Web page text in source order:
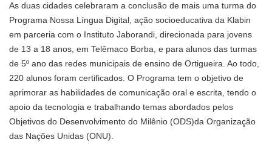
As duas cidades celebraram a conclusão de mais uma turma do
Programa Nossa Língua Digital, ação socioeducativa da Klabin
em parceria com o Instituto Jaborandi, direcionada para jovens
de 13 a 18 anos, em Telêmaco Borba, e para alunos das turmas
de 5º ano das redes municipais de ensino de Ortigueira. Ao todo,
220 alunos foram certificados. O Programa tem o objetivo de
aprimorar as habilidades de comunicação oral e escrita, tendo o
apoio da tecnologia e trabalhando temas abordados pelos
Objetivos do Desenvolvimento do Milênio (ODS)da Organização
das Nações Unidas (ONU).